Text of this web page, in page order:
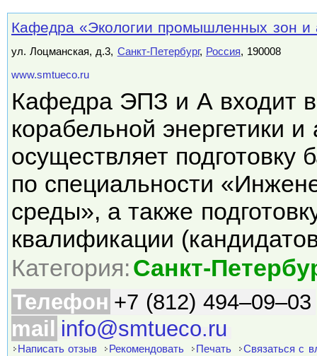
Кафедра «Экологии промышленных зон
ул. Лоцманская, д.3, Санкт-Петербург, Россия, 190008
www.smtueco.ru
Кафедра ЭПЗ и А входит в
корабельной энергетики
осуществляет подготовку
по специальности
среды», а также
квалификации
Категория:Санкт-
Телефон +7 (812) 494–09–03
mail info@smtueco.ru
Написать отзыв Рекомендовать Печать Связаться с